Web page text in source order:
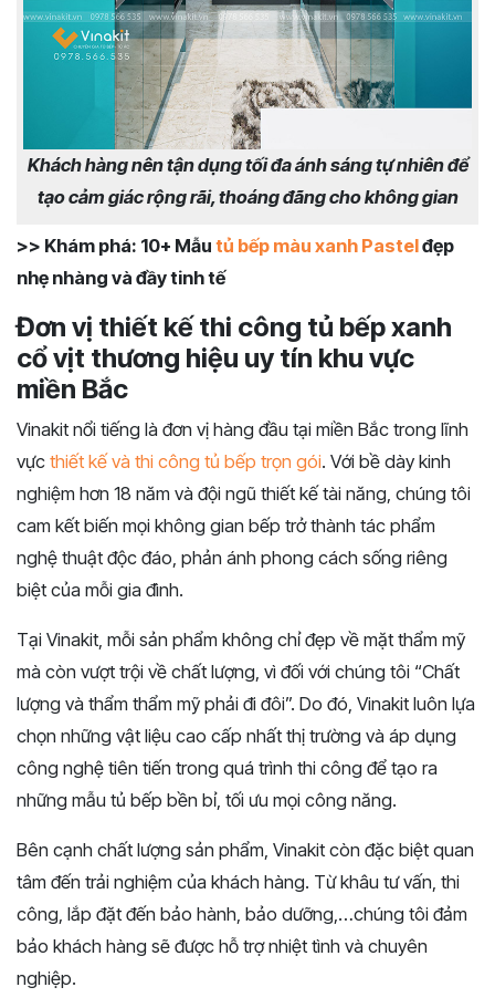
Khách hàng nên tận dụng tối đa ánh sáng tự nhiên để
tạo cảm giác rộng rãi, thoáng đãng cho không gian
>> Khám phá: 10+ Mẫu tủ bếp màu xanh Pastelđẹp
nhẹ nhàng và đầy tinh tế
Đơn vị thiết kế thi công tủ bếp xanh
cổ vịt thương hiệu uy tín khu vực
miền Bắc
Vinakit nổi tiếng là đơn vị hàng đầu tại miền Bắc trong lĩnh
vực thiết kế và thi công tủ bếp trọn gói. Với bề dày kinh
nghiệm hơn 18 năm và đội ngũ thiết kế tài năng, chúng tôi
cam kết biến mọi không gian bếp trở thành tác phẩm
nghệ thuật độc đáo, phản ánh phong cách sống riêng
biệt của mỗi gia đình.
Tại Vinakit, mỗi sản phẩm không chỉ đẹp về mặt thẩm mỹ
mà còn vượt trội về chất lượng, vì đối với chúng tôi “Chất
lượng và thẩm thẩm mỹ phải đi đôi”. Do đó, Vinakit luôn lựa
chọn những vật liệu cao cấp nhất thị trường và áp dụng
công nghệ tiên tiến trong quá trình thi công để tạo ra
những mẫu tủ bếp bền bỉ, tối ưu mọi công năng.
Bên cạnh chất lượng sản phẩm, Vinakit còn đặc biệt quan
tâm đến trải nghiệm của khách hàng. Từ khâu tư vấn, thi
công, lắp đặt đến bảo hành, bảo dưỡng,…chúng tôi đảm
bảo khách hàng sẽ được hỗ trợ nhiệt tình và chuyên
nghiệp.